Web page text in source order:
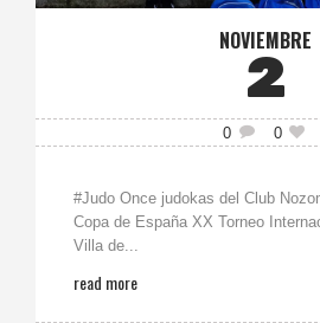
NOVIEMBRE
2
0 0
#Judo Once judokas del Club
Copa de España XX Torneo
Villa de...
read more